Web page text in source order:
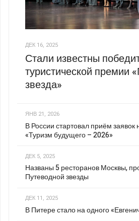
ДЕК 16, 2025
Стали известны
туристической премии
звезда»
ЯНВ 21, 2026
В России стартовал приём
«Туризм будущего – 2026»
ДЕК 5, 2025
Названы 5 ресторанов Москвы,
Путеводной звезды
ДЕК 11, 2025
В Питере стало на одного